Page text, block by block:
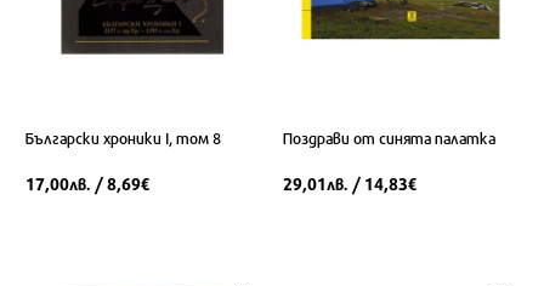
Български хроники І, том 8
17,00лв. / 8,69€
Поздрави от синята палатка
29,01лв. / 14,83€